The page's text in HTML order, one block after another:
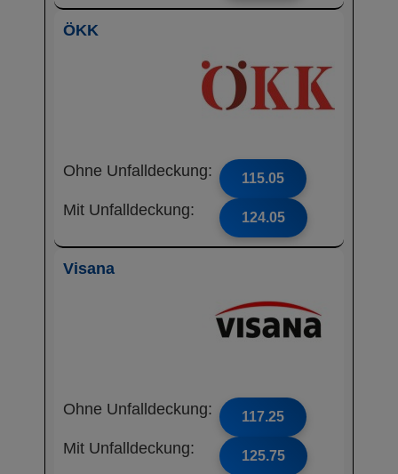
ÖKK
Ohne Unfalldeckung: 115.05
Mit Unfalldeckung: 124.05
Visana
Ohne Unfalldeckung: 117.25
Mit Unfalldeckung: 125.75